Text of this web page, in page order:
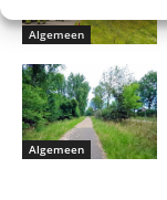
Algemeen
Algemeen